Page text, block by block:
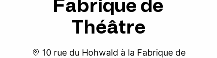
Fabrique de
Théâtre
10 rue du Hohwald à la Fabrique de